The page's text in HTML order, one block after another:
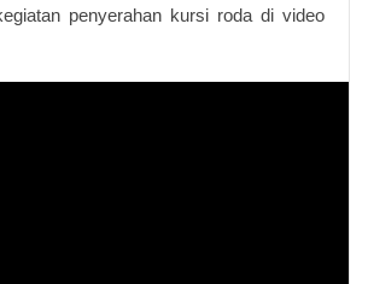
penyerahan kursi roda di video